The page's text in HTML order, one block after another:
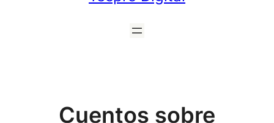
Cuentos sobre